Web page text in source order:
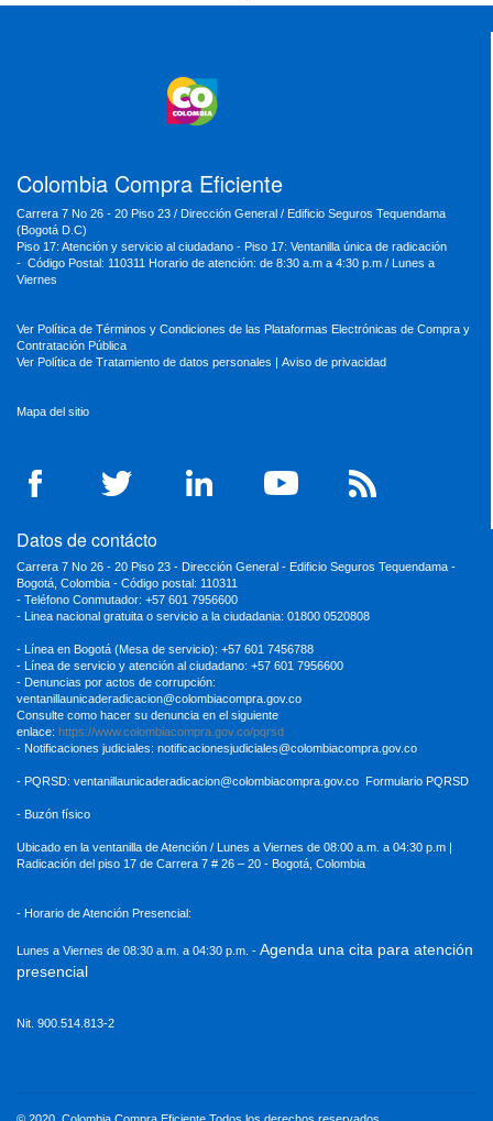
MinRelaciones
MinHacienda
Colombia Compra Eficiente
Carrera 7 No 26 - 20 Piso 23 / Dirección General / Edificio Seguros Tequendama
(Bogotá D.C)
Piso 17: Atención y servicio al ciudadano - Piso 17: Ventanilla única de radicación
- Código Postal: 110311 Horario de atención: de 8:30 a.m a 4:30 p.m / Lunes a
Viernes
Ver Política de Términos y Condiciones de las Plataformas Electrónicas de Compra y
Contratación Pública
Ver Política de Tratamiento de datos personales | Aviso de privacidad
Mapa del sitio
Datos de contácto
Carrera 7 No 26 - 20 Piso 23 - Dirección General - Edificio Seguros Tequendama -
Bogotá, Colombia - Código postal: 110311
- Teléfono Conmutador: +57 601 7956600
- Linea nacional gratuita o servicio a la ciudadania: 01800 0520808
- Línea en Bogotá (Mesa de servicio): +57 601 7456788
- Línea de servicio y atención al ciudadano: +57 601 7956600
- Denuncias por actos de corrupción:
ventanillaunicaderadicacion@colombiacompra.gov.co
Consulte como hacer su denuncia en el siguiente
enlace: https://www.colombiacompra.gov.co/pqrsd
- Notificaciones judiciales: notificacionesjudiciales@colombiacompra.gov.co
- PQRSD: ventanillaunicaderadicacion@colombiacompra.gov.co Formulario PQRSD
- Buzón físico
Ubicado en la ventanilla de Atención / Lunes a Viernes de 08:00 a.m. a 04:30 p.m |
Radicación del piso 17 de Carrera 7 # 26 – 20 - Bogotá, Colombia
- Horario de Atención Presencial:
Lunes a Viernes de 08:30 a.m. a 04:30 p.m. - Agenda una cita para atención
presencial
Nit. 900.514.813-2